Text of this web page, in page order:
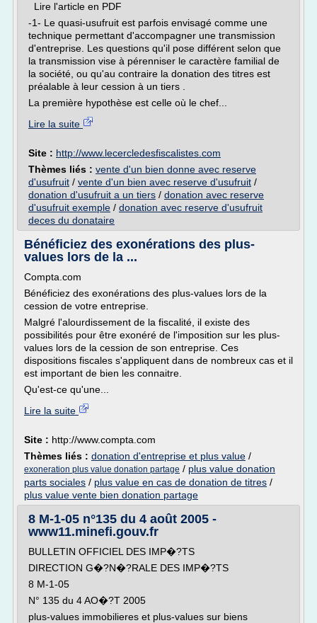
Lire l'article en PDF
-1- Le quasi-usufruit est parfois envisagé comme une
technique permettant d'accompagner une transmission
d'entreprise. Les questions qu'il pose différent selon que
la transmission vise à pérenniser le caractère familial de
la société, ou qu'au contraire la donation des titres est
préalable à leur cession à un tiers .
La première hypothèse est celle où le chef...
Lire la suite
Site : http://www.lecercledesfiscalistes.com
Thèmes liés : vente d'un bien donne avec reserve
d'usufruit / vente d'un bien avec reserve d'usufruit /
donation d'usufruit a un tiers / donation avec reserve
d'usufruit exemple / donation avec reserve d'usufruit
deces du donataire
Bénéficiez des exonérations des plus-
values lors de la ...
Compta.com
Bénéficiez des exonérations des plus-values lors de la
cession de votre entreprise.
Malgré l'alourdissement de la fiscalité, il existe des
possibilités pour être exonéré de l'imposition sur les plus-
values lors de la cession de son entreprise. Ces
dispositions fiscales s'appliquent dans de nombreux cas et il
est important de bien les connaitre.
Qu'est-ce qu'une...
Lire la suite
Site : http://www.compta.com
Thèmes liés : donation d'entreprise et plus value /
exoneration plus value donation partage / plus value donation
parts sociales / plus value en cas de donation de titres /
plus value vente bien donation partage
8 M-1-05 n°135 du 4 août 2005 -
www11.minefi.gouv.fr
BULLETIN OFFICIEL DES IMP�?TS
DIRECTION G�?N�?RALE DES IMP�?TS
8 M-1-05
N° 135 du 4 AO�?T 2005
plus-values immobilieres et plus-values sur biens